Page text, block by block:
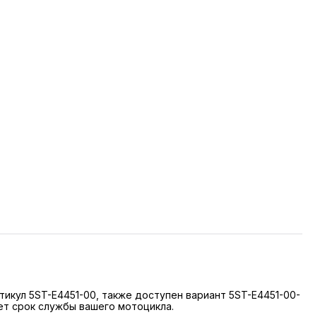
5ST-E4451-00, также доступен вариант 5ST-E4451-00-
срок службы вашего мотоцикла.